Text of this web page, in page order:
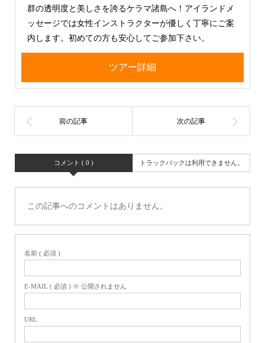
群の透明度と美しさを誇るケラマ諸島へ！アイランドメ
ッセージでは女性インストラクターが優しく丁寧にご案
内します。初めての方も安心してご参加下さい。
ツアー詳細
コメント ( 0 ) トラックバックは利用できません。
この記事へのコメントはありません。
名前 ( 必須 )
E-MAIL ( 必須 ) ※ 公開されません
URL